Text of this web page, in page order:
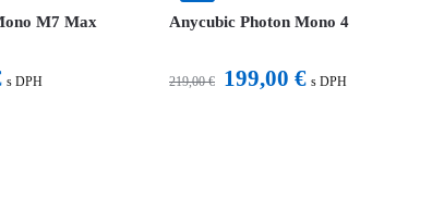
M7 Max
s DPH
Anycubic Photon Mono 4
219,00€ 199,00 € s DPH